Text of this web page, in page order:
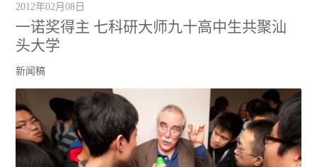
2012年02月08日
一诺奖得主 七科研大师九十高中生共聚汕
头大学
新闻稿